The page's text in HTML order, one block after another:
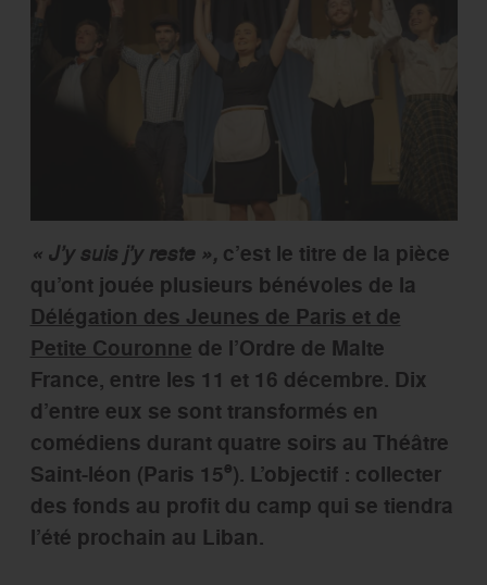
« J’y suis j’y reste », c’est le titre de la pièce
qu’ont jouée plusieurs bénévoles de la
Délégation des Jeunes de Paris et de
Petite Couronne de l’Ordre de Malte
France, entre les 11 et 16 décembre. Dix
d’entre eux se sont transformés en
comédiens durant quatre soirs au Théâtre
Saint-léon (Paris 15e). L’objectif : collecter
des fonds au profit du camp qui se tiendra
l’été prochain au Liban.